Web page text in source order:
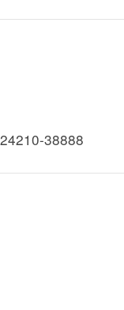
38888